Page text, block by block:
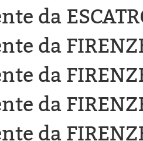
da
da
da
da
da